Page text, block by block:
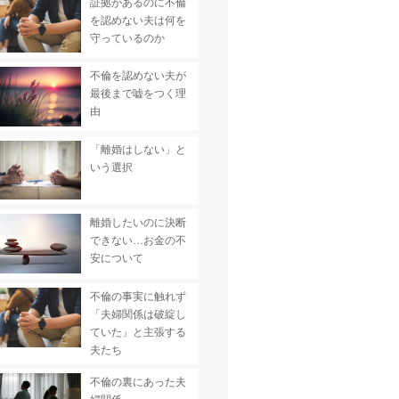
を認めない夫は何を
守っているのか
不倫を認めない夫が
最後まで嘘をつく理
由
「離婚はしない」と
いう選択
離婚したいのに決断
できない…お金の不
安について
不倫の事実に触れず
「夫婦関係は破綻し
ていた」と主張する
夫たち
不倫の裏にあった夫